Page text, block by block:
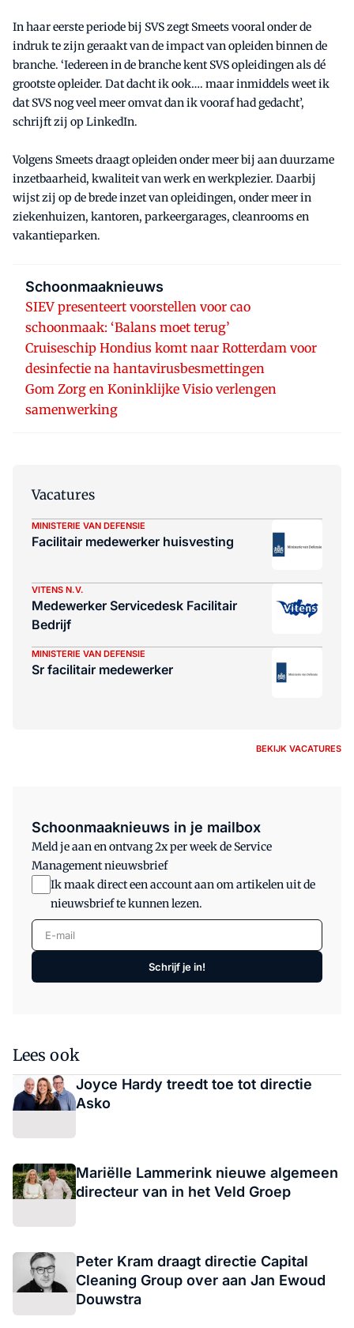
In haar eerste periode bij SVS zegt Smeets vooral onder de
indruk te zijn geraakt van de impact van opleiden binnen de
branche. ‘Iedereen in de branche kent SVS opleidingen als dé
grootste opleider. Dat dacht ik ook…. maar inmiddels weet ik
dat SVS nog veel meer omvat dan ik vooraf had gedacht’,
schrijft zij op LinkedIn.
Volgens Smeets draagt opleiden onder meer bij aan duurzame
inzetbaarheid, kwaliteit van werk en werkplezier. Daarbij
wijst zij op de brede inzet van opleidingen, onder meer in
ziekenhuizen, kantoren, parkeergarages, cleanrooms en
vakantieparken.
Schoonmaaknieuws
SIEV presenteert voorstellen voor cao
schoonmaak: ‘Balans moet terug’
Cruiseschip Hondius komt naar Rotterdam voor
desinfectie na hantavirusbesmettingen
Gom Zorg en Koninklijke Visio verlengen
samenwerking
Vacatures
MINISTERIE VAN DEFENSIE
Facilitair medewerker huisvesting
VITENS N.V.
Medewerker Servicedesk Facilitair
Bedrijf
MINISTERIE VAN DEFENSIE
Sr facilitair medewerker
BEKIJK VACATURES
Schoonmaaknieuws in je mailbox
Meld je aan en ontvang 2x per week de Service
Management nieuwsbrief
Ik maak direct een account aan om artikelen uit de
nieuwsbrief te kunnen lezen.
E-mail
Schrijf je in!
Lees ook
Joyce Hardy treedt toe tot directie
Asko
Mariëlle Lammerink nieuwe algemeen
directeur van in het Veld Groep
Peter Kram draagt directie Capital
Cleaning Group over aan Jan Ewoud
Douwstra